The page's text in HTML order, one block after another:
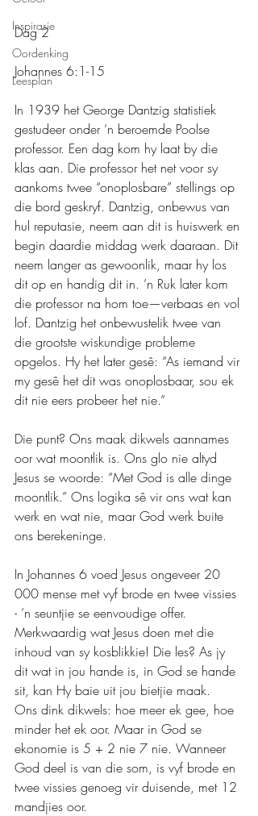
Inspirasie
Oordenking
Leesplan
Dag 2
Johannes 6:1-15
In 1939 het George Dantzig statistiek
gestudeer onder ’n beroemde Poolse
professor. Een dag kom hy laat by die
klas aan. Die professor het net voor sy
aankoms twee “onoplosbare” stellings op
die bord geskryf. Dantzig, onbewus van
hul reputasie, neem aan dit is huiswerk en
begin daardie middag werk daaraan. Dit
neem langer as gewoonlik, maar hy los
dit op en handig dit in. ’n Ruk later kom
die professor na hom toe—verbaas en vol
lof. Dantzig het onbewustelik twee van
die grootste wiskundige probleme
opgelos. Hy het later gesê: “As iemand vir
my gesê het dit was onoplosbaar, sou ek
dit nie eers probeer het nie.”
Die punt? Ons maak dikwels aannames
oor wat moontlik is. Ons glo nie altyd
Jesus se woorde: “Met God is alle dinge
moontlik.” Ons logika sê vir ons wat kan
werk en wat nie, maar God werk buite
ons berekeninge.
In Johannes 6 voed Jesus ongeveer 20
000 mense met vyf brode en twee vissies
- ’n seuntjie se eenvoudige offer.
Merkwaardig wat Jesus doen met die
inhoud van sy kosblikkie! Die les? As jy
dit wat in jou hande is, in God se hande
sit, kan Hy baie uit jou bietjie maak.
Ons dink dikwels: hoe meer ek gee, hoe
minder het ek oor. Maar in God se
ekonomie is 5 + 2 nie 7 nie. Wanneer
God deel is van die som, is vyf brode en
twee vissies genoeg vir duisende, met 12
mandjies oor.